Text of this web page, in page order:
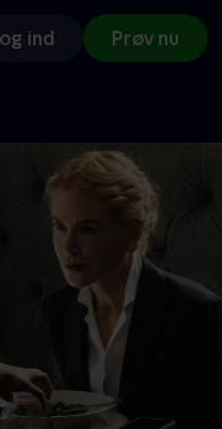
ind Prøv nu